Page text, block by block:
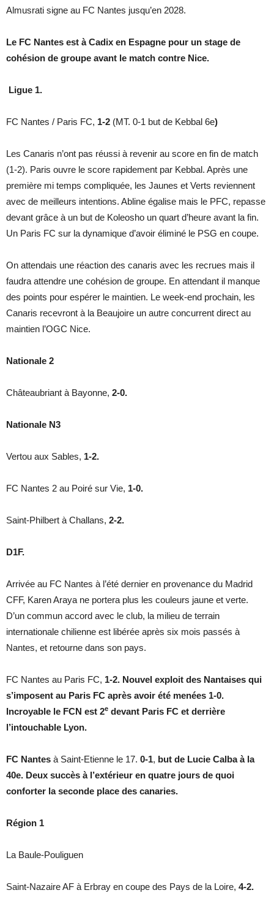
Almusrati signe au FC Nantes jusqu’en 2028.
Le FC Nantes est à Cadix en Espagne pour un stage de
cohésion de groupe avant le match contre Nice.
Ligue 1.
FC Nantes / Paris FC, 1-2 (MT. 0-1 but de Kebbal 6e)
Les Canaris n’ont pas réussi à revenir au score en fin de match
(1-2). Paris ouvre le score rapidement par Kebbal. Après une
première mi temps compliquée, les Jaunes et Verts reviennent
avec de meilleurs intentions. Abline égalise mais le PFC, repasse
devant grâce à un but de Koleosho un quart d’heure avant la fin.
Un Paris FC sur la dynamique d’avoir éliminé le PSG en coupe.
On attendais une réaction des canaris avec les recrues mais il
faudra attendre une cohésion de groupe. En attendant il manque
des points pour espérer le maintien. Le week-end prochain, les
Canaris recevront à la Beaujoire un autre concurrent direct au
maintien l’OGC Nice.
Nationale 2
Châteaubriant à Bayonne, 2-0.
Nationale N3
Vertou aux Sables, 1-2.
FC Nantes 2 au Poiré sur Vie, 1-0.
Saint-Philbert à Challans, 2-2.
D1F.
Arrivée au FC Nantes à l’été dernier en provenance du Madrid
CFF, Karen Araya ne portera plus les couleurs jaune et verte.
D’un commun accord avec le club, la milieu de terrain
internationale chilienne est libérée après six mois passés à
Nantes, et retourne dans son pays.
FC Nantes au Paris FC, 1-2. Nouvel exploit des Nantaises qui
s’imposent au Paris FC après avoir été menées 1-0.
Incroyable le FCN est 2e devant Paris FC et derrière
l’intouchable Lyon.
FC Nantes à Saint-Etienne le 17. 0-1, but de Lucie Calba à la
40e. Deux succès à l’extérieur en quatre jours de quoi
conforter la seconde place des canaries.
Région 1
La Baule-Pouliguen
Saint-Nazaire AF à Erbray en coupe des Pays de la Loire, 4-2.